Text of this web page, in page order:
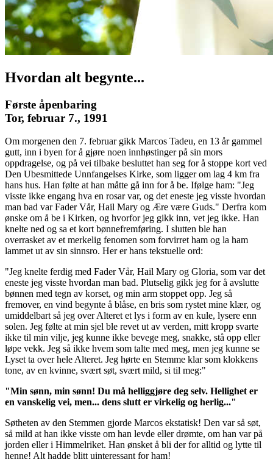
Hvordan alt begynte...
Første åpenbaring
Tor, februar 7., 1991
Om morgenen den 7. februar gikk Marcos Tadeu, en 13 år gammel
gutt, inn i byen for å gjøre noen innhøstinger på sin mors
oppdragelse, og på vei tilbake besluttet han seg for å stoppe kort ved
Den Ubesmittede Unnfangelses Kirke, som ligger om lag 4 km fra
hans hus. Han følte at han måtte gå inn for å be. Ifølge ham: "Jeg
visste ikke engang hva en rosar var, og det eneste jeg visste hvordan
man bad var Fader Vår, Hail Mary og Ære være Guds." Derfra kom
ønske om å be i Kirken, og hvorfor jeg gikk inn, vet jeg ikke. Han
knelte ned og sa et kort bønnefremføring. I slutten ble han
overrasket av et merkelig fenomen som forvirret ham og la ham
lammet ut av sin sinnsro. Her er hans tekstuelle ord:
"Jeg knelte ferdig med Fader Vår, Hail Mary og Gloria, som var det
eneste jeg visste hvordan man bad. Plutselig gikk jeg for å avslutte
bønnen med tegn av korset, og min arm stoppet opp. Jeg så
fremover, en vind begynte å blåse, en bris som rystet mine klær, og
umiddelbart så jeg over Alteret et lys i form av en kule, lysere enn
solen. Jeg følte at min sjel ble revet ut av verden, mitt kropp svarte
ikke til min vilje, jeg kunne ikke bevege meg, snakke, stå opp eller
løpe vekk. Jeg så ikke hvem som talte med meg, men jeg kunne se
Lyset ta over hele Alteret. Jeg hørte en Stemme klar som klokkens
tone, av en kvinne, svært søt, svært mild, si til meg:"
"Min sønn, min sønn! Du må helliggjøre deg selv. Hellighet er
en vanskelig vei, men... dens slutt er virkelig og herlig..."
Søtheten av den Stemmen gjorde Marcos ekstatisk! Den var så søt,
så mild at han ikke visste om han levde eller drømte, om han var på
jorden eller i Himmelriket. Han ønsket å bli der for alltid og lytte til
henne! Alt hadde blitt uinteressant for ham!